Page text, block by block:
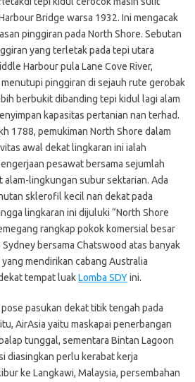
Bridge warsa 1932. Ini mengacak
pinggiran pada North Shore. Sebutan
yang terletak pada tepi utara
Harbour pula Lane Cove River,
pinggiran di sejauh rute gerobak
berbukit dibanding tepi kidul lagi alam
kapasitas pertanian nan terhad.
1788, pemukiman North Shore dalam
awal dekat lingkaran ini ialah
pesawat bersama sejumlah
lingkungan subur sektarian. Ada
sklerofil kecil nan dekat pada
lingkaran ini dijuluki “North Shore
rangkap pokok komersial besar
bersama Chatswood atas banyak
mendirikan cabang Australia
tempat luakLomba SDYini.
pasukan dekat titik tengah pada
AirAsia yaitu maskapai penerbangan
tunggal, sementara Bintan Lagoon
diasingkan perlu kerabat kerja
ke Langkawi, Malaysia, persembahan